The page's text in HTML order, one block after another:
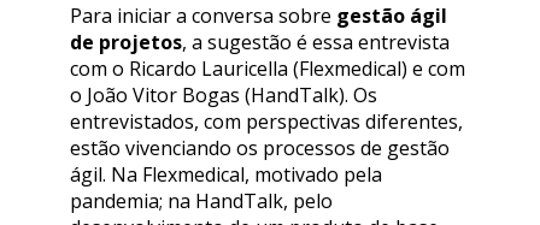
Para iniciar a conversa sobre gestão ágil
de projetos, a sugestão é essa entrevista
com o Ricardo Lauricella (Flexmedical) e com
o João Vitor Bogas (HandTalk). Os
entrevistados, com perspectivas diferentes,
estão vivenciando os processos de gestão
ágil. Na Flexmedical, motivado pela
pandemia; na HandTalk, pelo